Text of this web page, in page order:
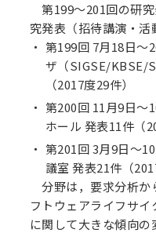
第199～201回の研
究発表（招待講演・活
第199回 7月18日～
ザ（SIGSE/KBSE/
（2017度29件）
第200回 11月9日～
ホール 発表11件（
第201回 3月9日～
議室 発表21件（
分野は，要求分析か
フトウェアライフサ
に関して大きな傾向